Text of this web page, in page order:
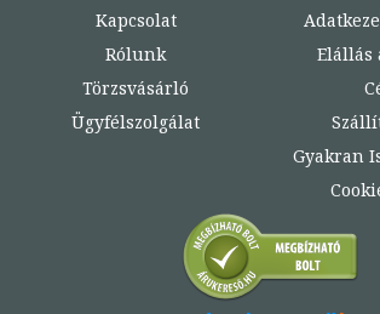
Kapcsolat
Rólunk
Törzsvásárló
Ügyfélszolgálat
Elállás
Gyakran